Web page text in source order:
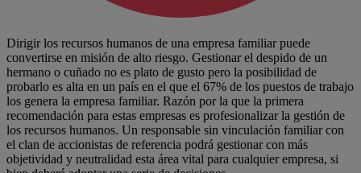
Dirigir los recursos humanos de una empresa familiar puede
convertirse en misión de alto riesgo. Gestionar el despido de un
hermano o cuñado no es plato de gusto pero la posibilidad de
probarlo es alta en un país en el que el 67% de los puestos de trabajo
los genera la empresa familiar. Razón por la que la primera
recomendación para estas empresas es profesionalizar la gestión de
los recursos humanos. Un responsable sin vinculación familiar con
el clan de accionistas de referencia podrá gestionar con más
objetividad y neutralidad esta área vital para cualquier empresa, si